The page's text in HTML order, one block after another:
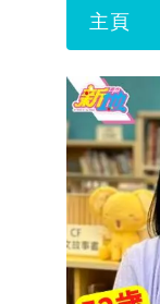
主頁